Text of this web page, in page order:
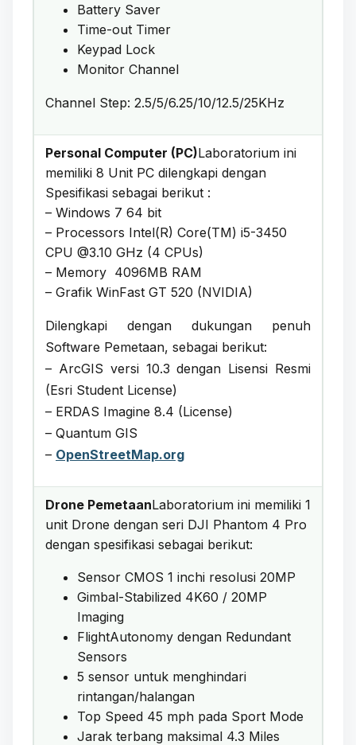
Battery Saver
Time-out Timer
Keypad Lock
Monitor Channel
Channel Step: 2.5/5/6.25/10/12.5/25KHz
Personal Computer (PC)Laboratorium ini
memiliki 8 Unit PC dilengkapi dengan
Spesifikasi sebagai berikut :
– Windows 7 64 bit
– Processors Intel(R) Core(TM) i5-3450
CPU @3.10 GHz (4 CPUs)
– Memory 4096MB RAM
– Grafik WinFast GT 520 (NVIDIA)
Dilengkapi dengan dukungan penuh
Software Pemetaan, sebagai berikut:
– ArcGIS versi 10.3 dengan Lisensi Resmi
(Esri Student License)
– ERDAS Imagine 8.4 (License)
– Quantum GIS
– OpenStreetMap.org
Drone PemetaanLaboratorium ini memiliki 1
unit Drone dengan seri DJI Phantom 4 Pro
dengan spesifikasi sebagai berikut:
Sensor CMOS 1 inchi resolusi 20MP
Gimbal-Stabilized 4K60 / 20MP
Imaging
FlightAutonomy dengan Redundant
Sensors
5 sensor untuk menghindari
rintangan/halangan
Top Speed 45 mph pada Sport Mode
Jarak terbang maksimal 4.3 Miles